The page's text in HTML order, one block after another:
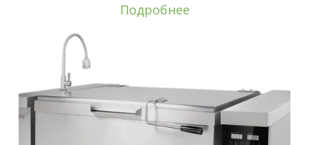
Подробнее